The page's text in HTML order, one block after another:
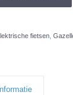
fietsen